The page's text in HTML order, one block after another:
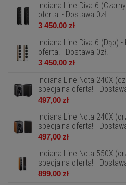
Indiana Line Diva 6
oferta! - Dostawa 0zł!
3 450,00 zł
Indiana Line Diva 6 (Dąb)
oferta! - Dostawa 0zł!
3 450,00 zł
Indiana Line Nota 240X
specjalna oferta! -
497,00 zł
Indiana Line Nota 240X
specjalna oferta! -
497,00 zł
Indiana Line Nota 550X
specjalna oferta! -
899,00 zł